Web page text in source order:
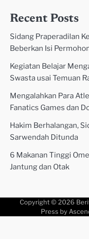
Recent Posts
Sidang Praperadilan
Beberkan Isi
Kegiatan Belajar
Swasta usai Temuan
Mengalahkan Para
Fanatics Games dan
Hakim Berhalangan,
Sarwendah Ditunda
6 Makanan Tinggi
Jantung dan Otak
Copyright © 2026
Press by